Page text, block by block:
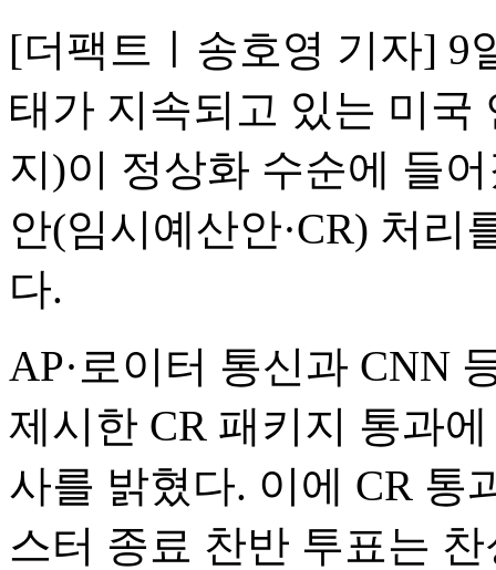
[더팩트ㅣ송호영 기자] 9
태가 지속되고 있는 미국
지)이 정상화 수순에 들
안(임시예산안·CR) 처리
다.
AP·로이터 통신과 CNN
제시한 CR 패키지 통과
사를 밝혔다. 이에 CR 통
스터 종료 찬반 투표는